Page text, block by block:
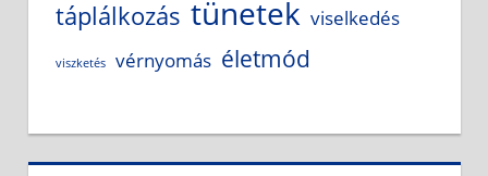
táplálkozás tünetek viselkedés
viszketés vérnyomás életmód